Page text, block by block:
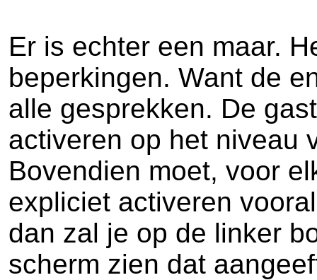
Er is echter een maar.
beperkingen. Want de
alle gesprekken. De
activeren op het niveau
Bovendien moet, voor
expliciet activeren
dan zal je op de linker
scherm zien dat